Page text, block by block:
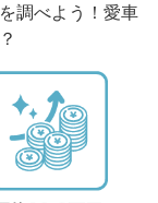
調べよう！愛車